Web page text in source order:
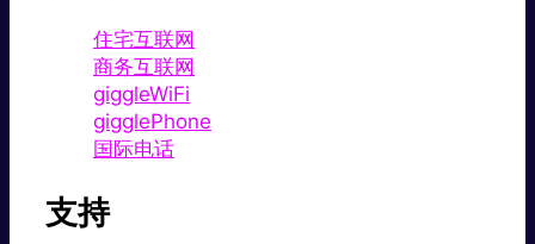
住宅互联网
商务互联网
giggleWiFi
gigglePhone
国际电话
支持